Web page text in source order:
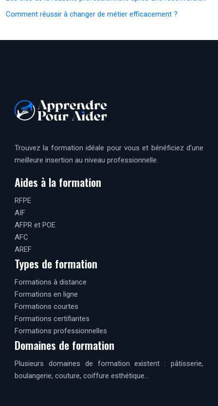
Comment réussir à changer de métier efficacement ?
Trouvez la formation idéale pour vous et bénéficiez d’une
meilleure insertion au niveau professionnelle.
Aides à la formation
RFPE
AIF
AFPR et POE
AFC
AREF
Types de formation
Formations à distance
Formations en ligne
Formations courtes
Formations certifiantes
Formations professionnelles
Domaines de formation
Plusieurs domaines de formation existent : pâtisserie,
boulangerie, couture, coiffure esthétique…